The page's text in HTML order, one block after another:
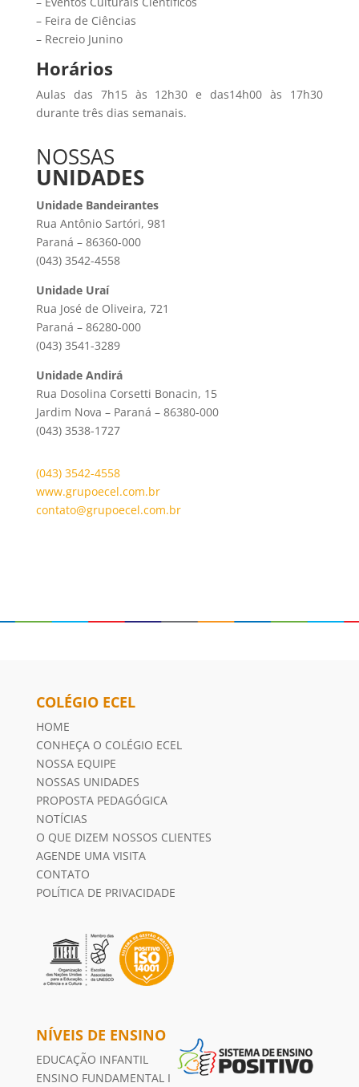
– Feira de Ciências
– Recreio Junino
Horários
Aulas das 7h15 às 12h30 e das14h00 às 17h30
durante três dias semanais.
NOSSAS
UNIDADES
Unidade Bandeirantes
Rua Antônio Sartóri, 981
Paraná – 86360-000
(043) 3542-4558
Unidade Uraí
Rua José de Oliveira, 721
Paraná – 86280-000
(043) 3541-3289
Unidade Andirá
Rua Dosolina Corsetti Bonacin, 15
Jardim Nova – Paraná – 86380-000
(043) 3538-1727
(043) 3542-4558
www.grupoecel.com.br
contato@grupoecel.com.br
COLÉGIO ECEL
HOME
CONHEÇA O COLÉGIO ECEL
NOSSA EQUIPE
NOSSAS UNIDADES
PROPOSTA PEDAGÓGICA
NOTÍCIAS
O QUE DIZEM NOSSOS CLIENTES
AGENDE UMA VISITA
CONTATO
POLÍTICA DE PRIVACIDADE
NÍVEIS DE ENSINO
EDUCAÇÃO INFANTIL
ENSINO FUNDAMENTAL I